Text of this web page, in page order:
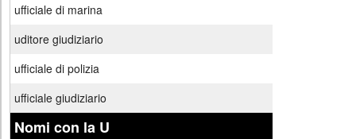
ufficiale di marina
uditore giudiziario
ufficiale di polizia
ufficiale giudiziario
Nomi con la U